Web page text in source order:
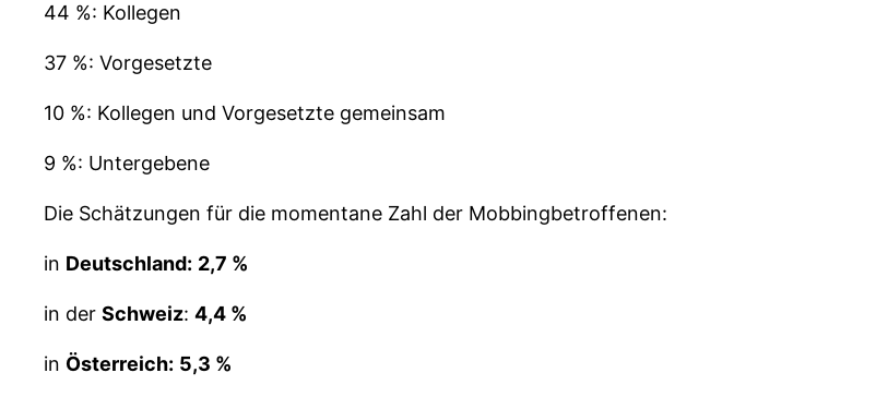
44 %: Kollegen
37 %: Vorgesetzte
10 %: Kollegen und Vorgesetzte gemeinsam
9 %: Untergebene
Die Schätzungen für die momentane Zahl der Mobbingbetroffenen:
in Deutschland: 2,7 %
in der Schweiz: 4,4 %
in Österreich: 5,3 %